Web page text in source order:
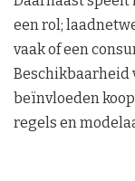
een rol;
vaak of een
Beschikbaarheid
beïnvloeden
regels en